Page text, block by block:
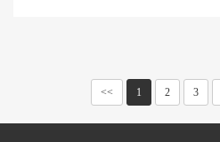
<< 1 2 3